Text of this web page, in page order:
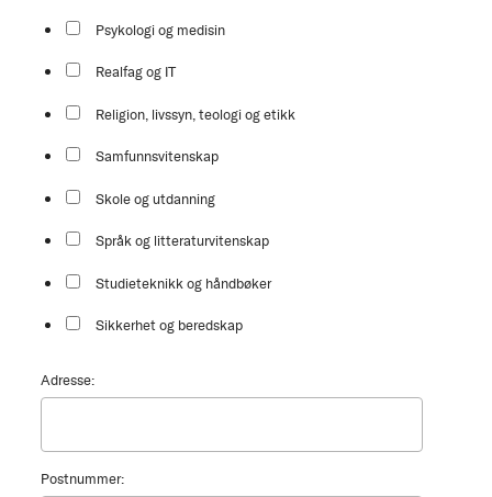
Psykologi og medisin
Realfag og IT
Religion, livssyn, teologi og etikk
Samfunnsvitenskap
Skole og utdanning
Språk og litteraturvitenskap
Studieteknikk og håndbøker
Sikkerhet og beredskap
Adresse:
Postnummer: